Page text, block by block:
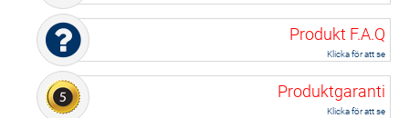
Produkt F.A.Q
Klicka för att se
Produktgaranti
Klicka för att se